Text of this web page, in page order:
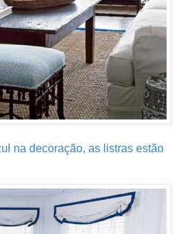
na decoração, as listras estão